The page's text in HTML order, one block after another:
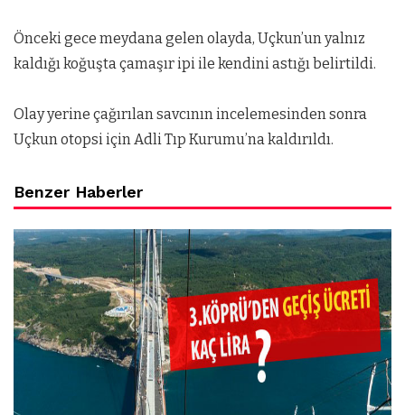
Önceki gece meydana gelen olayda, Uçkun’un yalnız
kaldığı koğuşta çamaşır ipi ile kendini astığı belirtildi.
Olay yerine çağırılan savcının incelemesinden sonra
Uçkun otopsi için Adli Tıp Kurumu’na kaldırıldı.
Benzer Haberler